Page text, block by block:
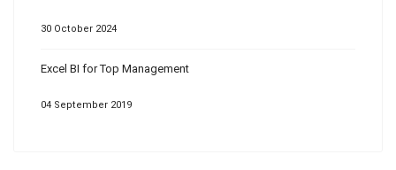
30 October 2024
Excel BI for Top Management
04 September 2019